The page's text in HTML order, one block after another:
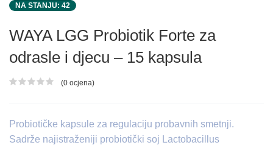
NA STANJU: 42
WAYA LGG Probiotik Forte za
odrasle i djecu – 15 kapsula
Ocjena proizvoda
(0 ocjena)
Probiotičke kapsule za regulaciju probavnih smetnji.
Sadrže najistraženiji probiotički soj Lactobacillus